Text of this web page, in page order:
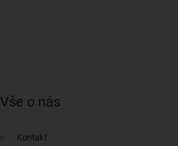
Vše o nás
Kontakt